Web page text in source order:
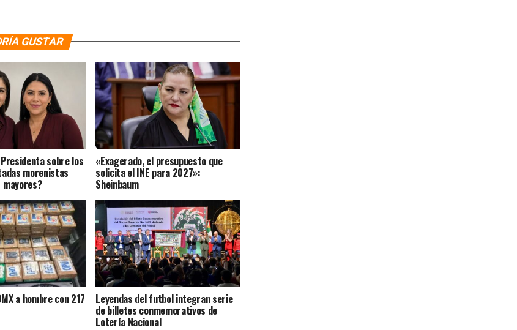
GUSTAR
sobre los
morenistas
«Exagerado, el presupuesto que
solicita el INE para 2027»:
Sheinbaum
a hombre con 217 Leyendas del futbol integran serie
de billetes conmemorativos de
Lotería Nacional